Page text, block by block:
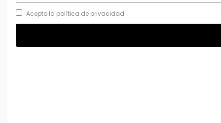
Acepto la política de privacidad